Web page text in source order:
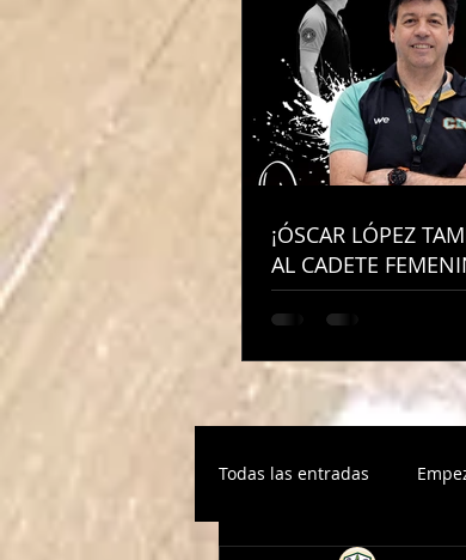
¡ÓSCAR LÓPEZ
AL CADETE
¡ÓSCAR LÓPEZ
AL CADETE
Todas las entradas